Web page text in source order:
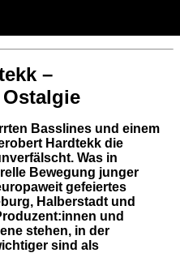
–
Basslines und einem
Hardtekk die
Was in
Bewegung junger
gefeiertes
Halberstadt und
und
stehen, in der
sind als